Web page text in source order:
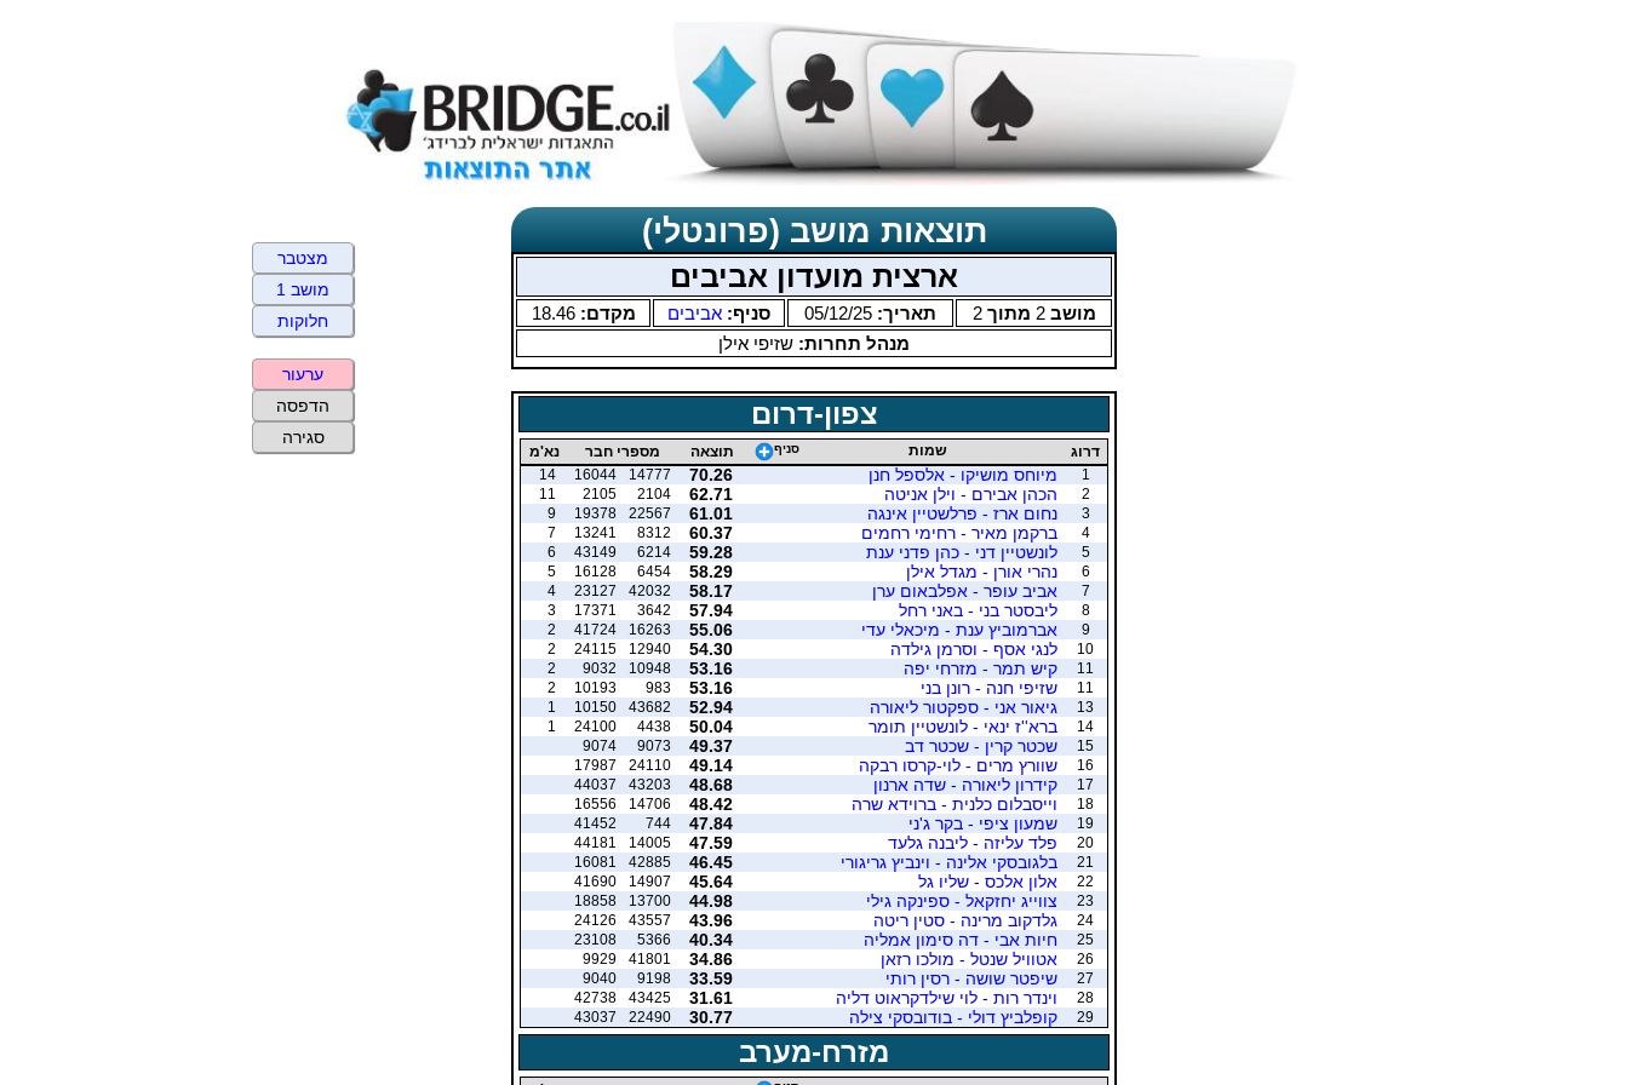
תוצאות מושב (פרונטלי)
ארצית מועדון אביבים
מושב2 מתוך2 תאריך: 05/12/25 סניף: אביבים מקדם:18.46
מנהל תחרות: שזיפי אילן
צפון-דרום
דרוג שמות סניף תוצאה מספרי חבר
נא'מ
1
מיוחס מושיקו - אלספל חנן 70.26
14777
16044
14
2
הכהן אבירם - וילן אניטה 62.71
2104
2105
11
3
נחום ארז - פרלשטיין אינגה 61.01
22567
19378
9
4
ברקמן מאיר - רחימי רחמים 60.37
8312
13241
7
5
לונשטיין דני - כהן פדני ענת 59.28
6214
43149
6
6
נהרי אורן - מגדל אילן 58.29
6454
16128
5
7
אביב עופר - אפלבאום ערן 58.17
42032
23127
4
8
ליבסטר בני - באני רחל 57.94
3642
17371
3
9
אברמוביץ ענת - מיכאלי עדי 55.06
16263
41724
2
10
לנגי אסף - וסרמן גילדה 54.30
12940
24115
2
11
קיש תמר - מזרחי יפה 53.16
10948
9032
2
11
שזיפי חנה - רונן בני 53.16
983
10193
2
13
גיאור אני - ספקטור ליאורה 52.94
43682
10150
1
14
ברא''ז ינאי - לונשטיין תומר 50.04
4438
24100
1
15
שכטר קרין - שכטר דב 49.37
9073
9074
16
שוורץ מרים - לוי-קרסו רבקה 49.14
24110
17987
17
קידרון ליאורה - שדה ארנון 48.68
43203
44037
18
וייסבלום כלנית - ברוידא שרה 48.42
14706
16556
19
שמעון ציפי - בקר ג'ני 47.84
744
41452
20
פלד עליזה - ליבנה גלעד 47.59
14005
44181
21
בלגובסקי אלינה - וינביץ גריגורי 46.45
42885
16081
22
אלון אלכס - שליו גל 45.64
14907
41690
23
צווייג יחזקאל - ספינקה גילי 44.98
13700
18858
24
גלדקוב מרינה - סטין ריטה 43.96
43557
24126
25
חיות אבי - דה סימון אמליה 40.34
5366
23108
26
אטוויל שנטל - מולכו רזאן 34.86
41801
9929
27
שיפטר שושה - רסין רותי 33.59
9198
9040
28
וינדר רות - לוי שילדקראוט דליה 31.61
43425
42738
29
קופלביץ דולי - בודובסקי צילה 30.77
22490
43037
מזרח-מערב
מצטבר
מושב 1
חלוקות
ערעור
הדפסה
סגירה